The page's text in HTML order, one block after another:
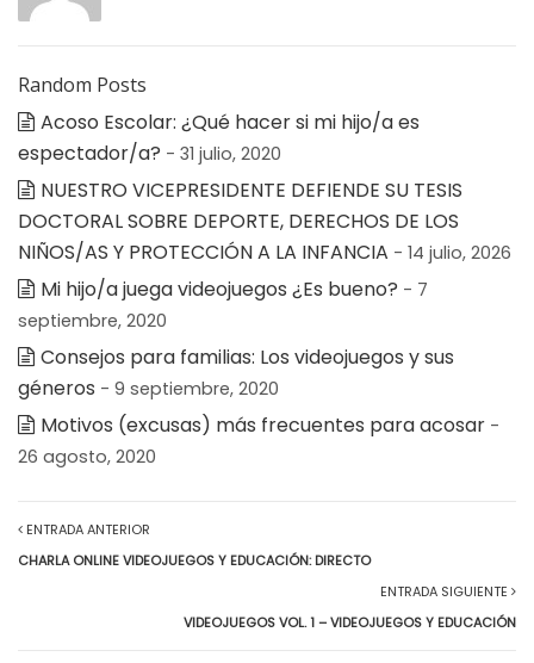
Random Posts
Acoso Escolar: ¿Qué hacer si mi hijo/a es
espectador/a? - 31 julio, 2020
NUESTRO VICEPRESIDENTE DEFIENDE SU TESIS
DOCTORAL SOBRE DEPORTE, DERECHOS DE LOS
NIÑOS/AS Y PROTECCIÓN A LA INFANCIA - 14 julio, 2026
Mi hijo/a juega videojuegos ¿Es bueno? - 7
septiembre, 2020
Consejos para familias: Los videojuegos y sus
géneros - 9 septiembre, 2020
Motivos (excusas) más frecuentes para acosar -
26 agosto, 2020
ENTRADA ANTERIOR
CHARLA ONLINE VIDEOJUEGOS Y EDUCACIÓN: DIRECTO
ENTRADA SIGUIENTE
VIDEOJUEGOS VOL. 1 – VIDEOJUEGOS Y EDUCACIÓN